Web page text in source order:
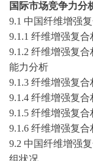
国际市场竞争力分
9.1 中国纤维增强
9.1.1 纤维增强复
9.1.2 纤维增强复
能力分析
9.1.3 纤维增强复
9.1.4 纤维增强复
9.1.5 纤维增强复
9.1.6 纤维增强复
9.2 中国纤维增强